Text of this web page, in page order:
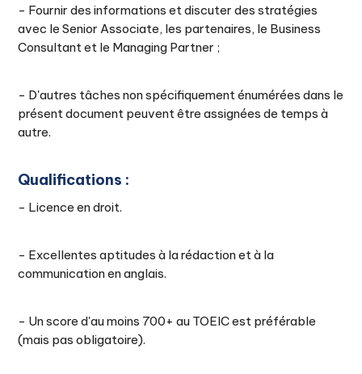
- Fournir des informations et discuter des stratégies
avec le Senior Associate, les partenaires, le Business
Consultant et le Managing Partner ;
- D'autres tâches non spécifiquement énumérées dans le
présent document peuvent être assignées de temps à
autre.
Qualifications :
- Licence en droit.
- Excellentes aptitudes à la rédaction et à la
communication en anglais.
- Un score d'au moins 700+ au TOEIC est préférable
(mais pas obligatoire).